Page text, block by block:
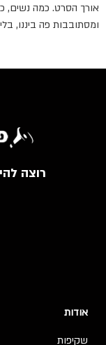
אורך הסרט. כמה נשים,
ומסתובבות פה ביננו,
רוצה
אודות
שקיפות